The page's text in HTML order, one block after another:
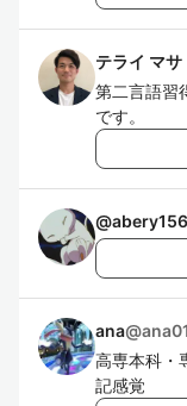
テライ マサ
第二言語習
です。
@abery156
ana@
高専本科・
記感覚